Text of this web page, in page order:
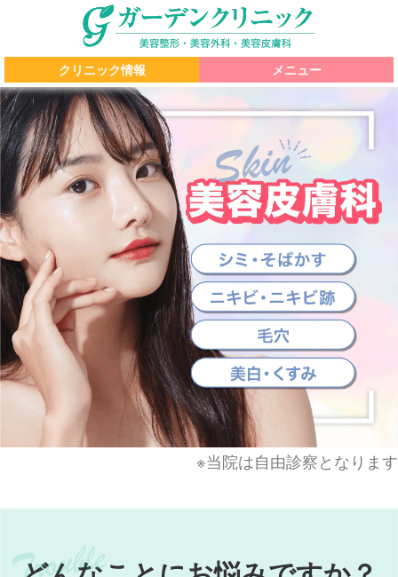
クリニック情報 メニュー
※当院は自由診察となります